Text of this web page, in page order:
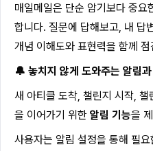
매일메일은 단순 암기보다 중요
합니다. 질문에 답해보고, 내 답
개념 이해도와 표현력을 함께
🔔 놓치지 않게 도와주는 알림
새 아티클 도착, 챌린지 시작,
을 이어가기 위한 알림 기능을
사용자는 알림 설정을 통해 필